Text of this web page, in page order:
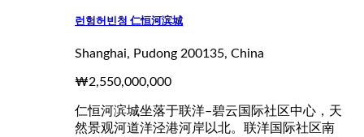
런헝허빈청 仁恒河滨城
Shanghai, Pudong 200135, China
₩2,550,000,000
仁恒河滨城坐落于联洋–碧云国际社区中心，天
然景观河道洋泾港河岸以北。联洋国际社区南